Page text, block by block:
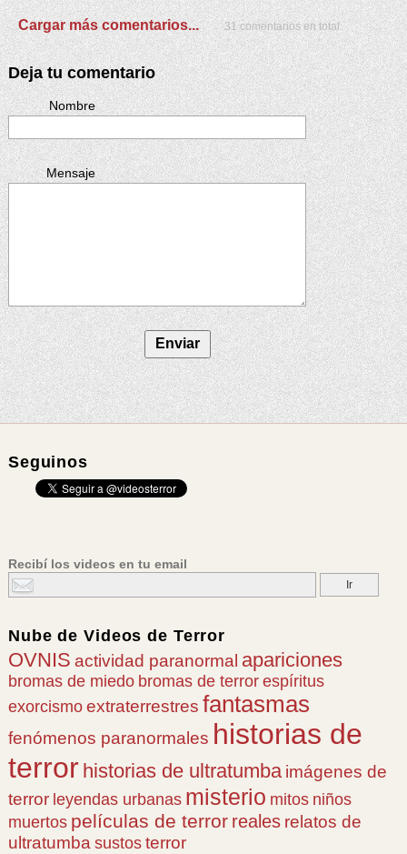
Cargar más comentarios... 31 comentarios en total.
Deja tu comentario
Nombre
Mensaje
Seguinos
Recibí los videos en tu email
Nube deVideos de Terror
OVNIS actividad paranormal apariciones
bromas de miedo bromas de terror espíritus
exorcismo extraterrestres fantasmas
fenómenos paranormales historias de
terror historias de ultratumba imágenes de
terror leyendas urbanas misterio mitos niños
muertos películas de terror reales relatos de
ultratumba sustos terror